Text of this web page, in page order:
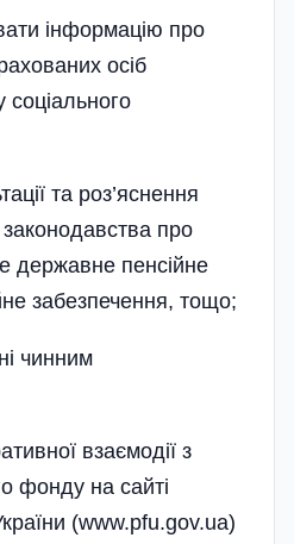
інформацію про
осіб
та роз’яснення
про
державне пенсійне
забезпечення, тощо;
чинним
взаємодії з
фонду на сайті
(www.pfu.gov.ua)